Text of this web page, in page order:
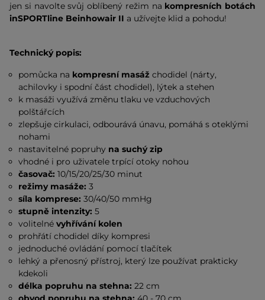
jen si navolte svůj oblíbený režim na kompresních botách
inSPORTline Beinhowair II a užívejte klid a pohodu!
Technický popis:
pomůcka na kompresní masážchodidel (nárty,
achilovky i spodní část chodidel), lýtek a stehen
k masáži využívá změnu tlaku ve vzduchových
polštářcích
zlepšuje cirkulaci, odbourává únavu, pomáhá s oteklými
nohami
nastavitelné popruhy na suchý zip
vhodné i pro uživatele trpící otoky nohou
časovač:10/15/20/25/30 minut
režimy masáže:3
síla komprese: 30/40/50 mmHg
stupně intenzity:5
volitelnévyhřívání kolen
prohřátí chodidel díky kompresi
jednoduché ovládání pomocí tlačítek
lehký a přenosný přístroj, který lze používat prakticky
kdekoli
délka popruhu na stehna:22 cm